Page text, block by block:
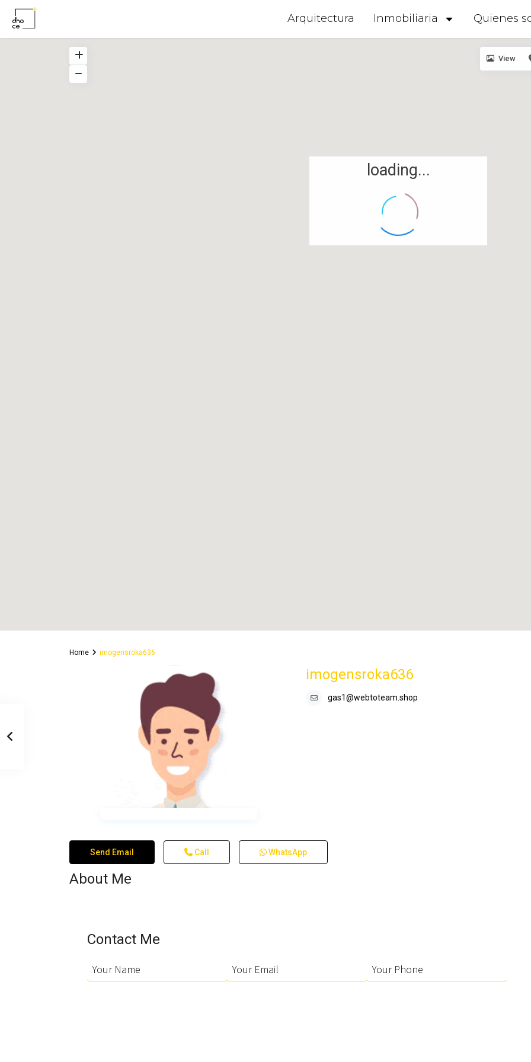
Arquitectura Inmobiliaria Quienes
loading...
View
Home imogensroka636
imogensroka636
gas1@webtoteam.shop
Send Email Call WhatsApp
About Me
Contact Me